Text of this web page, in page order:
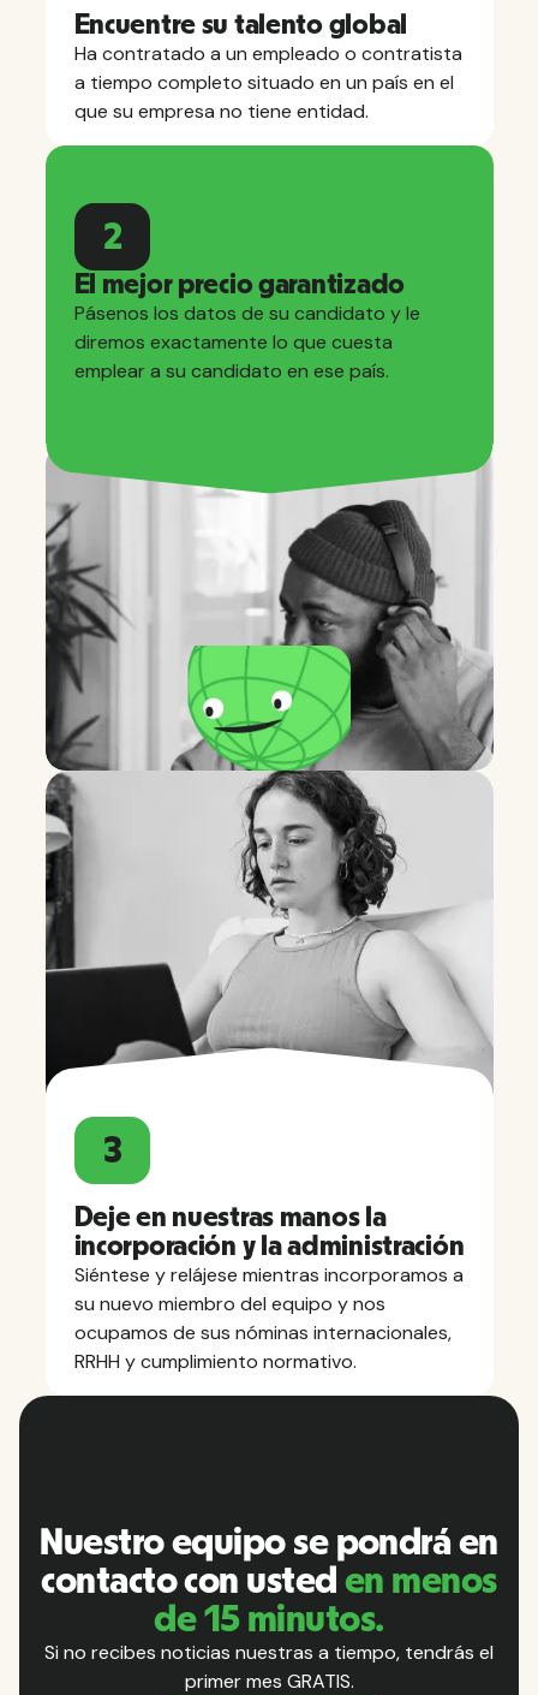
Encuentre su talento global
Ha contratado a un empleado o contratista
a tiempo completo situado en un país en el
que su empresa no tiene entidad.
2
El mejor precio garantizado
Pásenos los datos de su candidato y le
diremos exactamente lo que cuesta
emplear a su candidato en ese país.
3
Deje en nuestras manos la
incorporación y la administración
Siéntese y relájese mientras incorporamos a
su nuevo miembro del equipo y nos
ocupamos de sus nóminas internacionales,
RRHH y cumplimiento normativo.
Nuestro equipo se pondrá en
contacto con usteden menos
de 15 minutos.
Si no recibes noticias nuestras a tiempo, tendrás el
primer mes GRATIS.